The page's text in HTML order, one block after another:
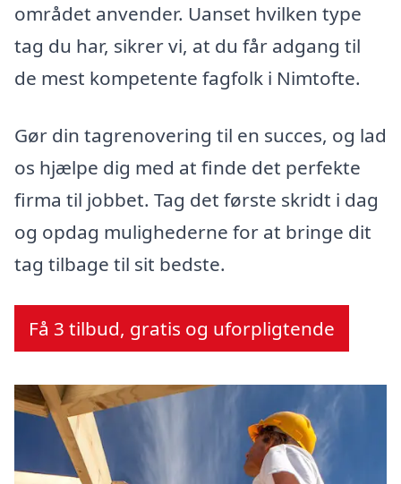
området anvender. Uanset hvilken type
tag du har, sikrer vi, at du får adgang til
de mest kompetente fagfolk i Nimtofte.
Gør din tagrenovering til en succes, og lad
os hjælpe dig med at finde det perfekte
firma til jobbet. Tag det første skridt i dag
og opdag mulighederne for at bringe dit
tag tilbage til sit bedste.
Få 3 tilbud, gratis og uforpligtende